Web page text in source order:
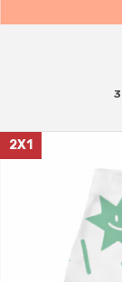
3
2X1